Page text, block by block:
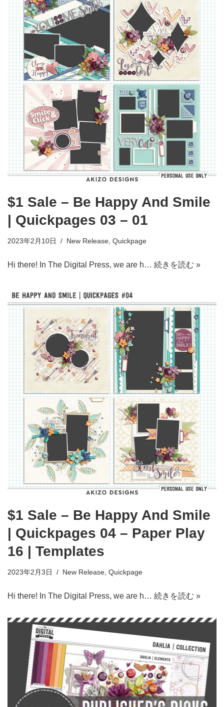
$1 Sale – Be Happy And Smile
| Quickpages 03 – 01
2023年2月10日 New Release Quickpage
Hi there! In The Digital Press, we are h… 続きを読む »
$1 Sale – Be Happy And Smile
| Quickpages 04 – Paper Play
16 | Templates
2023年2月3日 New Release Quickpage
Hi there! In The Digital Press, we are h… 続きを読む »